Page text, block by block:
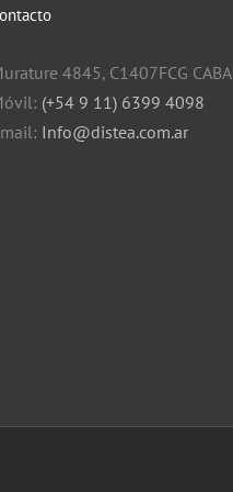
4845, C1407FCG CABA
(+54 9 11) 6399 4098
Info@distea.com.ar